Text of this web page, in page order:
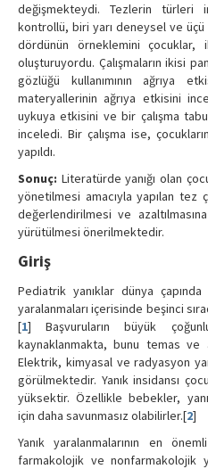
değişmekteydi. Tezlerin türleri
kontrollü, biri yarı deneysel ve üçü
dördünün örneklemini
oluşturuyordu. Çalışmaların ikisi
gözlüğü kullanımının ağrıya
materyallerinin ağrıya etkisini
uykuya etkisini ve bir çalışma
inceledi. Bir çalışma ise,
yapıldı.
Sonuç: Literatürde yanığı olan
yönetilmesi amacıyla yapılan tez
değerlendirilmesi ve
yürütülmesi önerilmektedir.
Giriş
Pediatrik yanıklar dünya
yaralanmaları içerisinde beşinci
[1] Başvuruların büyük
kaynaklanmakta, bunu temas ve
Elektrik, kimyasal ve radyasyon
görülmektedir. Yanık insidansı
yüksektir. Özellikle bebekler,
için daha savunmasız olabilirler.[2]
Yanık yaralanmalarının en
farmakolojik ve nonfarmakolojik